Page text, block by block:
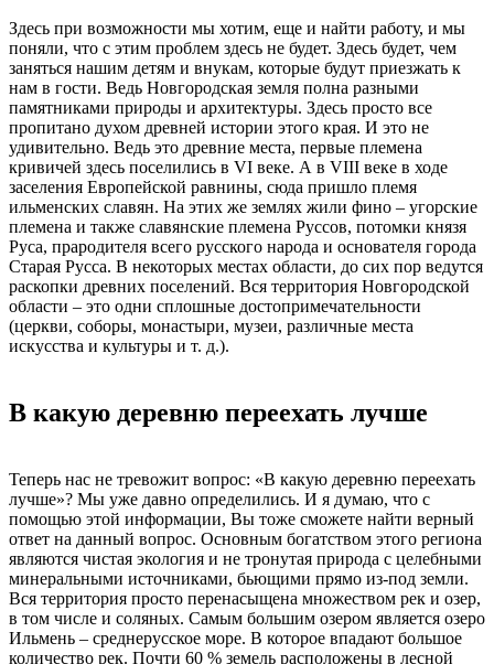
Здесь при возможности мы хотим, еще и найти работу, и мы
поняли, что с этим проблем здесь не будет. Здесь будет, чем
заняться нашим детям и внукам, которые будут приезжать к
нам в гости. Ведь Новгородская земля полна разными
памятниками природы и архитектуры. Здесь просто все
пропитано духом древней истории этого края. И это не
удивительно. Ведь это древние места, первые племена
кривичей здесь поселились в VI веке. А в VIII веке в ходе
заселения Европейской равнины, сюда пришло племя
ильменских славян. На этих же землях жили фино – угорские
племена и также славянские племена Руссов, потомки князя
Руса, прародителя всего русского народа и основателя города
Старая Русса. В некоторых местах области, до сих пор ведутся
раскопки древних поселений. Вся территория Новгородской
области – это одни сплошные достопримечательности
(церкви, соборы, монастыри, музеи, различные места
искусства и культуры и т. д.).
В какую деревню переехать лучше
Теперь нас не тревожит вопрос: «В какую деревню переехать
лучше»? Мы уже давно определились. И я думаю, что с
помощью этой информации, Вы тоже сможете найти верный
ответ на данный вопрос. Основным богатством этого региона
являются чистая экология и не тронутая природа с целебными
минеральными источниками, бьющими прямо из-под земли.
Вся территория просто перенасыщена множеством рек и озер,
в том числе и соляных. Самым большим озером является озеро
Ильмень – среднерусское море. В которое впадают большое
количество рек. Почти 60 % земель расположены в лесной